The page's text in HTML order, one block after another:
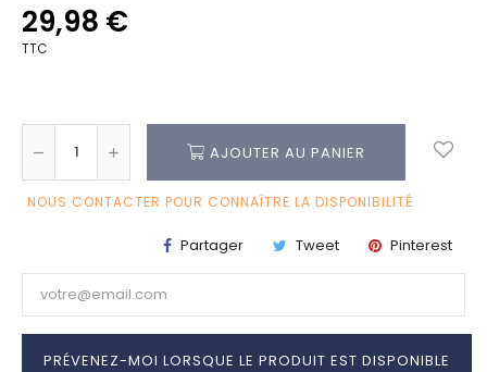
29,98 €
TTC
AJOUTER AU PANIER
NOUS CONTACTER POUR CONNAÎTRE LA DISPONIBILITÉ
Partager Tweet Pinterest
PRÉVENEZ-MOI LORSQUE LE PRODUIT EST DISPONIBLE